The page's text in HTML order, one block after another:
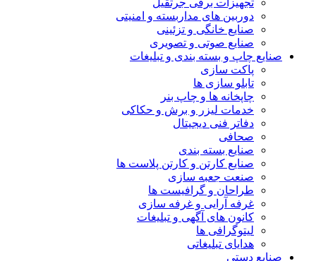
تجهیزات برقی جرثقیل
دوربین های مداربسته و امنیتی
صنایع خانگی و تزئینی
صنایع صوتی و تصویری
صنایع چاپ و بسته بندی و تبلیغات
پاکت سازی
تابلو سازی ها
چاپخانه ها و چاپ بنر
خدمات لیزر و برش و حکاکی
دفاتر فنی دیجیتال
صحافی
صنایع بسته بندی
صنایع کارتن و کارتن پلاست ها
صنعت جعبه سازی
طراحان و گرافیست ها
غرفه آرایی و غرفه سازی
کانون های آگهی و تبلیغات
لیتوگرافی ها
هدایای تبلیغاتی
صنایع دستی